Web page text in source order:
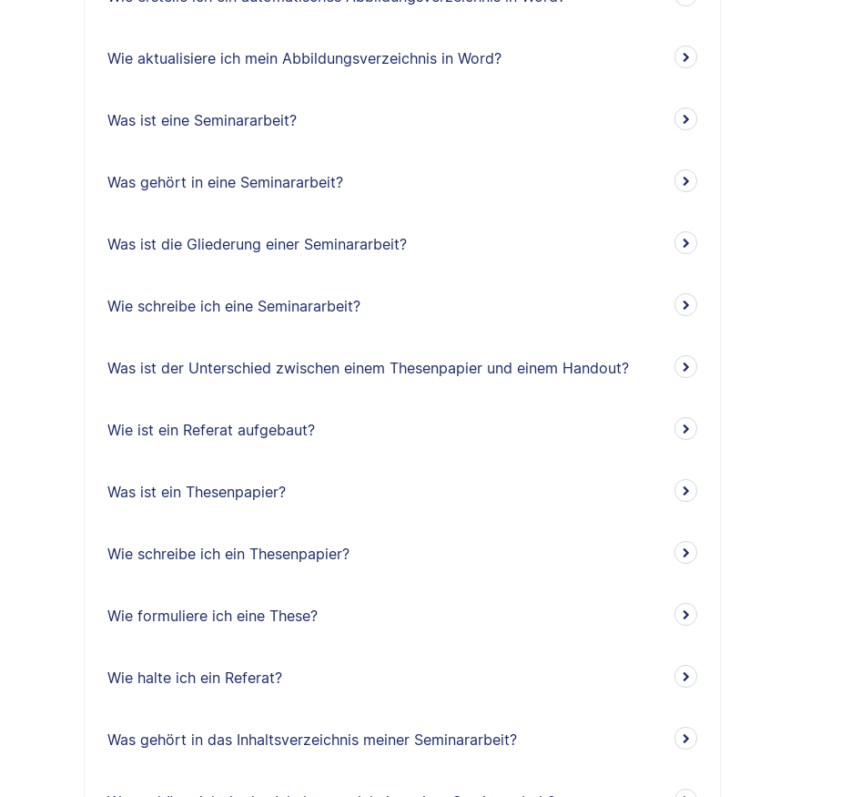
Wie aktualisiere ich mein Abbildungsverzeichnis in Word?
Was ist eine Seminararbeit?
Was gehört in eine Seminararbeit?
Was ist die Gliederung einer Seminararbeit?
Wie schreibe ich eine Seminararbeit?
Was ist der Unterschied zwischen einem Thesenpapier und einem Handout?
Wie ist ein Referat aufgebaut?
Was ist ein Thesenpapier?
Wie schreibe ich ein Thesenpapier?
Wie formuliere ich eine These?
Wie halte ich ein Referat?
Was gehört in das Inhaltsverzeichnis meiner Seminararbeit?